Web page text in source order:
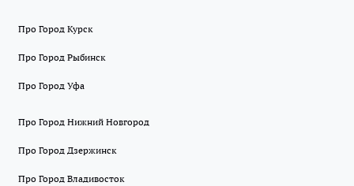
Про Город Курск
Про Город Рыбинск
Про Город Уфа
Про Город Нижний Новгород
Про Город Дзержинск
Про Город Владивосток